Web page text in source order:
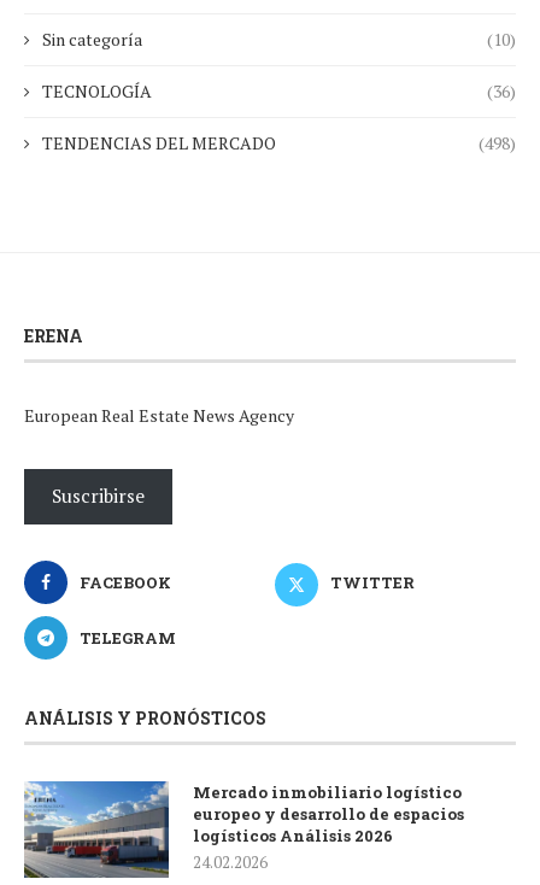
Sin categoría (10)
TECNOLOGÍA (36)
TENDENCIAS DEL MERCADO (498)
ERENA
European Real Estate News Agency
Suscribirse
FACEBOOK TWITTER
TELEGRAM
ANÁLISIS Y PRONÓSTICOS
Mercado inmobiliario logístico
europeo y desarrollo de espacios
logísticos Análisis 2026
24.02.2026